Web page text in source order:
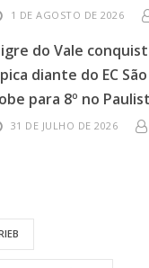
1 DE AGOSTO DE 2026
do Vale
diante do EC
para 8º no
31 DE JULHO DE 2026